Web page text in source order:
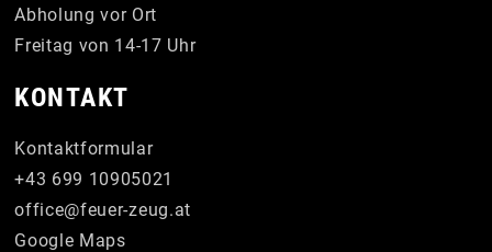
Abholung vor Ort
Freitag von 14-17 Uhr
KONTAKT
Kontaktformular
+43 699 10905021
office@feuer-zeug.at
Google Maps